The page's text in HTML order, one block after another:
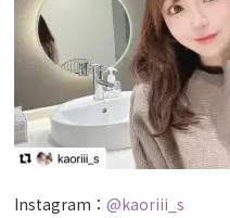
Instagram：@kaoriii_s